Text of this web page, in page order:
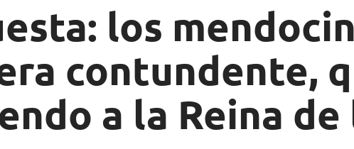
los
contundente,
a la Reina